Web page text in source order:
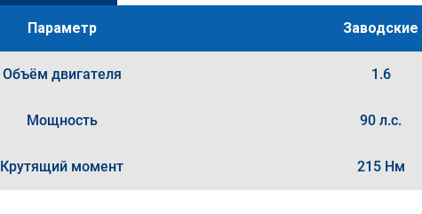
Параметр Заводские
Объём двигателя 1.6
Мощность 90 л.с.
Крутящий момент 215 Нм